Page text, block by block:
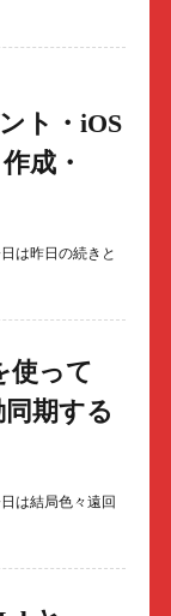
ト・iOS
成・
は昨日の続きと
使って
期する
は結局色々遠回